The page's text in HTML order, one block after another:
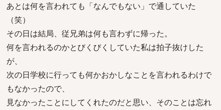
あとは何を言われても「なんでもない」で通していた
（笑）
その日は結局、従兄弟は何も言わずに帰った。
何を言われるのかとびくびくしていた私は拍子抜けした
が、
次の日学校に行っても何かおかしなことを言われるわけで
もなかったので、
見なかったことにしてくれたのだと思い、そのことは忘れ